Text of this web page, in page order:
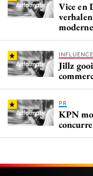
Vice en
Jillz
PR
KPN